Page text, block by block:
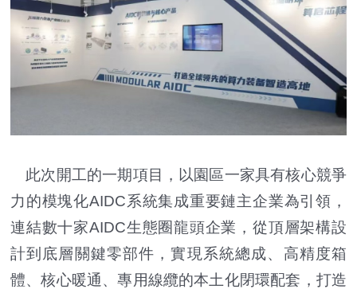
此次開工的一期項目，以園區一家具有核心競爭
力的模塊化AIDC系統集成重要鏈主企業為引領，
連結數十家AIDC生態圈龍頭企業，從頂層架構設
計到底層關鍵零部件，實現系統總成、高精度箱
體、核心暖通、專用線纜的本土化閉環配套，打造